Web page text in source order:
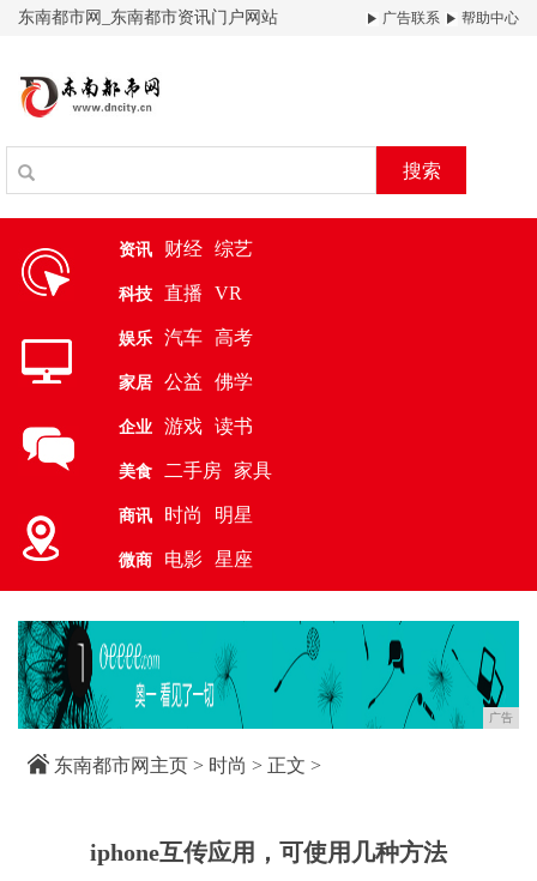
东南都市网_东南都市资讯门户网站 广告联系 帮助中心
搜索
资讯 财经 综艺
科技 直播 VR
娱乐 汽车 高考
家居 公益 佛学
企业 游戏 读书
美食 二手房 家具
商讯 时尚 明星
微商 电影 星座
广告
东南都市网主页 > 时尚 > 正文 >
iphone互传应用，可使用几种方法